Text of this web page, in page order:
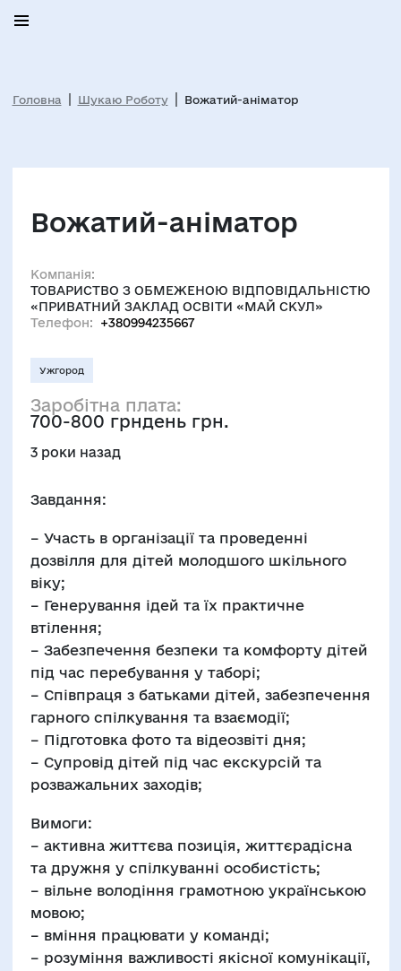
Головна Шукаю Роботу Вожатий-аніматор
Вожатий-аніматор
Компанія:
ТОВАРИСТВО З ОБМЕЖЕНОЮ ВІДПОВІДАЛЬНІСТЮ
«ПРИВАТНИЙ ЗАКЛАД ОСВІТИ «МАЙ СКУЛ»
Телефон:
+380994235667
Ужгород
Заробітна плата:
700-800 грндень грн.
3 роки назад
Завдання:
– Участь в організації та проведенні
дозвілля для дітей молодшого шкільного
віку;
– Генерування ідей та їх практичне
втілення;
– Забезпечення безпеки та комфорту дітей
під час перебування у таборі;
– Співпраця з батьками дітей, забезпечення
гарного спілкування та взаємодії;
– Підготовка фото та відеозвіті дня;
– Супровід дітей під час екскурсій та
розважальних заходів;
Вимоги:
– активна життєва позиція, життєрадісна
та дружня у спілкуванні особистість;
– вільне володіння грамотною українською
мовою;
– вміння працювати у команді;
– розуміння важливості якісної комунікації,